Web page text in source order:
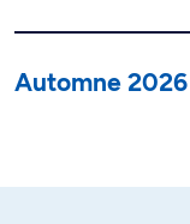
Automne 2026